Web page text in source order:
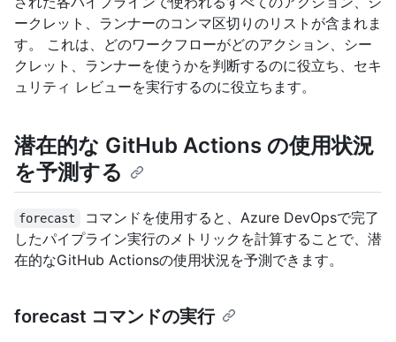
ークレット、ランナーのコンマ区切りのリストが含まれま
す。 これは、どのワークフローがどのアクション、シー
クレット、ランナーを使うかを判断するのに役立ち、セキ
ュリティ レビューを実行するのに役立ちます。
潜在的な GitHub Actions の使用状況
を予測する
forecast
コマンドを使用すると、Azure DevOpsで完了
したパイプライン実行のメトリックを計算することで、潜
在的なGitHub Actionsの使用状況を予測できます。
forecast コマンドの実行